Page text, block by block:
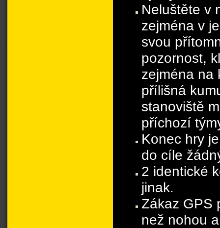
Neluštěte v
zejména v
svou
pozornost,
zejména na
přílišná
stanoviště
příchozí
Konec hry
do cíle
2 identické
jinak.
Zákaz GPS
než nohou